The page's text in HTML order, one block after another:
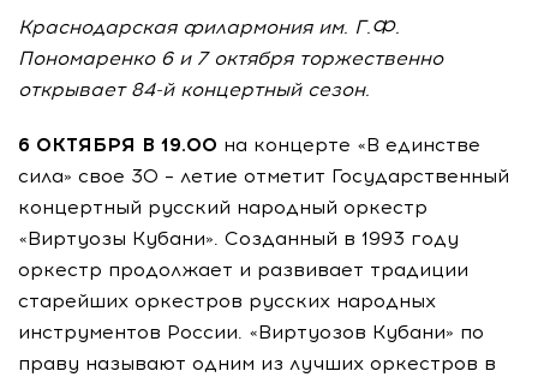
Краснодарская филармония им. Г.Ф.
Пономаренко 6 и 7 октября торжественно
открывает 84-й концертный сезон.
6 ОКТЯБРЯ В 19.00 на концерте «В единстве
сила» свое 30 – летие отметит Государственный
концертный русский народный оркестр
«Виртуозы Кубани». Созданный в 1993 году
оркестр продолжает и развивает традиции
старейших оркестров русских народных
инструментов России. «Виртуозов Кубани» по
праву называют одним из лучших оркестров в